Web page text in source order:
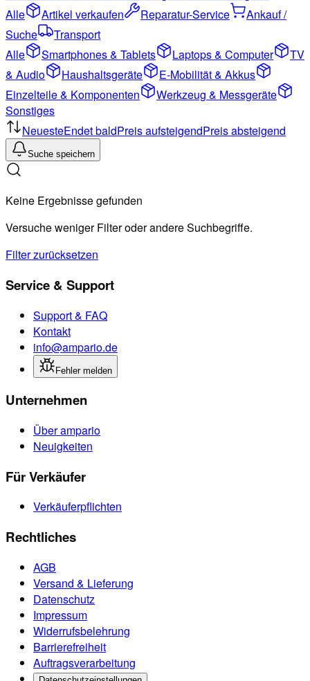
Alle
Artikel verkaufen Reparatur-Service
Ankauf /
Suche
Transport
Alle
Smartphones & Tablets Laptops & Computer
TV
& Audio
Haushaltsgeräte
E-Mobilität & Akkus
Einzelteile & Komponenten
Werkzeug & Messgeräte
Sonstiges
NeuesteEndet baldPreis aufsteigendPreis absteigend
Suche speichern
Keine Ergebnisse gefunden
Versuche weniger Filter oder andere Suchbegriffe.
Filter zurücksetzen
Service & Support
Support & FAQ
Kontakt
info@ampario.de
Fehler melden
Unternehmen
Über ampario
Neuigkeiten
Für Verkäufer
Verkäuferpflichten
Rechtliches
AGB
Versand & Lieferung
Datenschutz
Impressum
Widerrufsbelehrung
Barrierefreiheit
Auftragsverarbeitung